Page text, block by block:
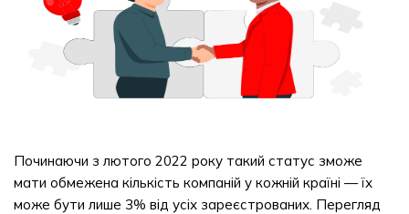
Починаючи з лютого 2022 року такий статус зможе
мати обмежена кількість компаній у кожній країні — їх
може бути лише 3% від усіх зареєстрованих. Перегляд